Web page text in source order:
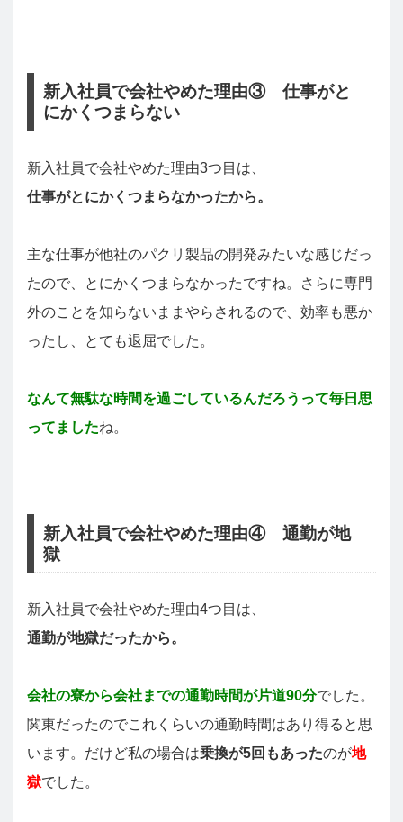
新入社員で会社やめた理由③ 仕事がと
にかくつまらない
新入社員で会社やめた理由3つ目は、
仕事がとにかくつまらなかったから。
主な仕事が他社のパクリ製品の開発みたいな感じだっ
たので、とにかくつまらなかったですね。さらに専門
外のことを知らないままやらされるので、効率も悪か
ったし、とても退屈でした。
なんて無駄な時間を過ごしているんだろうって毎日思
ってましたね。
新入社員で会社やめた理由④ 通勤が地
獄
新入社員で会社やめた理由4つ目は、
通勤が地獄だったから。
会社の寮から会社までの通勤時間が片道90分でした。
関東だったのでこれくらいの通勤時間はあり得ると思
います。だけど私の場合は乗換が5回もあったのが地
獄でした。